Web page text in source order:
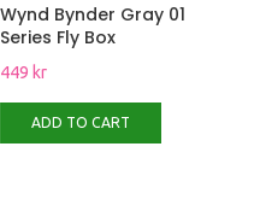
Wynd Bynder Gray 01
Series Fly Box
449 kr
ADD TO CART